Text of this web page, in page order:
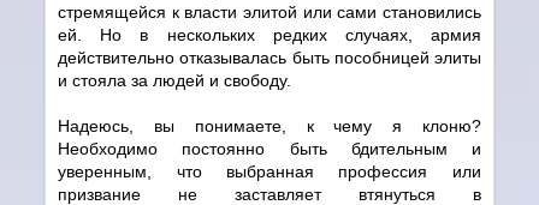
стремящейся к власти элитой или сами становились
ей. Но в нескольких редких случаях, армия
действительно отказывалась быть пособницей элиты
и стояла за людей и свободу.
Надеюсь, вы понимаете, к чему я клоню?
Необходимо постоянно быть бдительным и
уверенным, что выбранная профессия или
призвание не заставляет втянуться в